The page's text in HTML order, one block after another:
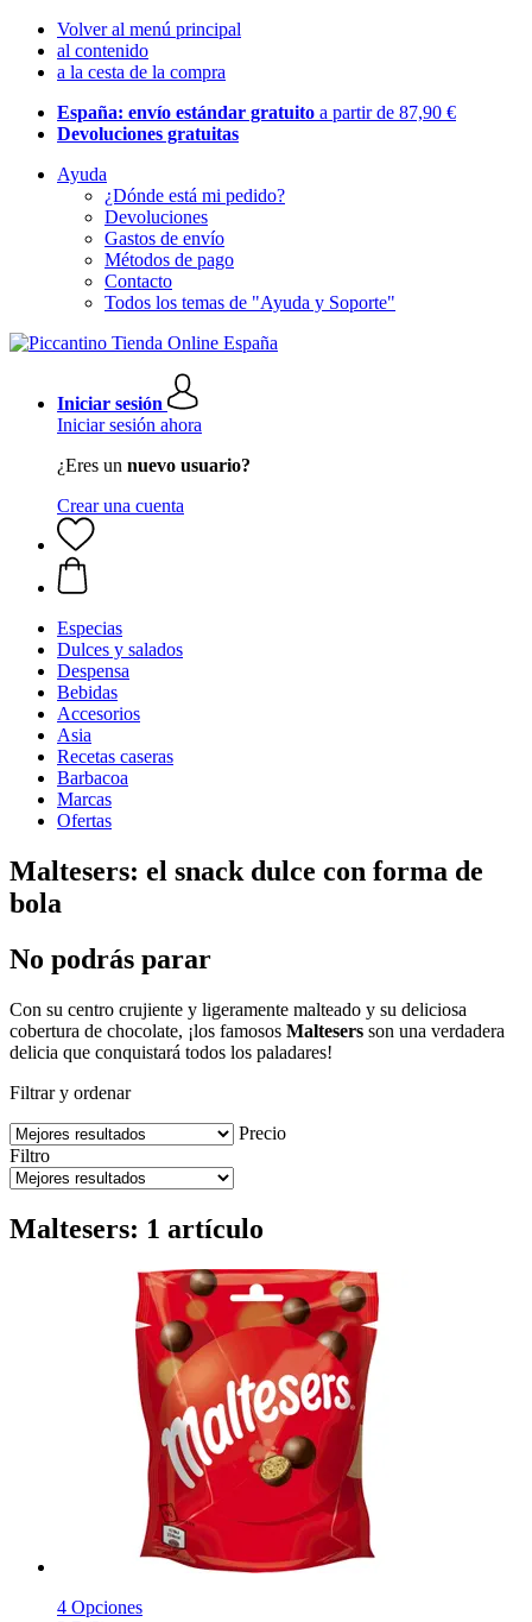
Volver al menú principal
al contenido
a la cesta de la compra
España: envío estándar gratuito a partir de 87,90 €
Devoluciones gratuitas
Ayuda
¿Dónde está mi pedido?
Devoluciones
Gastos de envío
Métodos de pago
Contacto
Todos los temas de "Ayuda y Soporte"
Iniciar sesión
Iniciar sesión ahora
¿Eres un nuevo usuario?
Crear una cuenta
Especias
Dulces y salados
Despensa
Bebidas
Accesorios
Asia
Recetas caseras
Barbacoa
Marcas
Ofertas
Maltesers: el snack dulce con forma de
bola
No podrás parar
Con su centro crujiente y ligeramente malteado y su deliciosa
cobertura de chocolate, ¡los famosos Maltesers son una verdadera
delicia que conquistará todos los paladares!
Filtrar y ordenar
Precio
Filtro
Maltesers: 1 artículo
4 Opciones